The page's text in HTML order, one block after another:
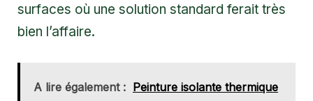
surfaces où une solution standard ferait très
bien l’affaire.
A lire également : Peinture isolante thermique